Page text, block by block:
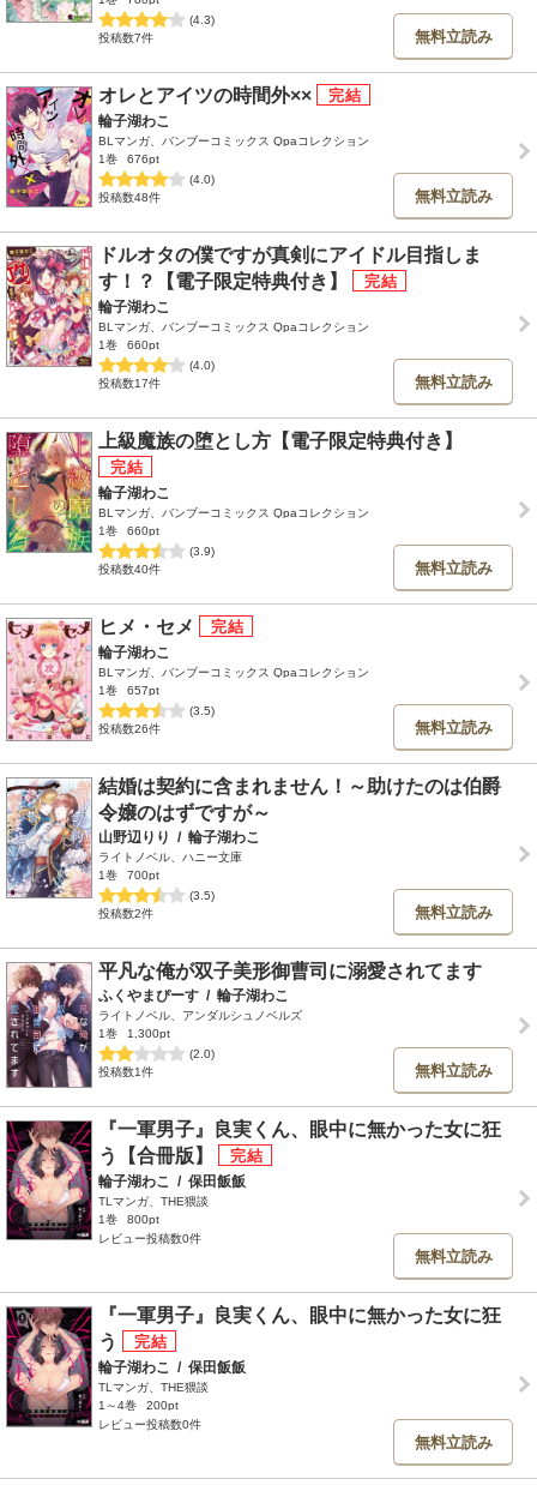
(4.3)
投稿数7件
無料立読み
オレとアイツの時間外××
輪子湖わこ
BLマンガ、バンブーコミックス Qpaコレクション
1巻
676pt
(4.0)
投稿数48件
無料立読み
ドルオタの僕ですが真剣にアイドル目指しま
す！？【電子限定特典付き】
輪子湖わこ
BLマンガ、バンブーコミックス Qpaコレクション
1巻
660pt
(4.0)
投稿数17件
無料立読み
上級魔族の堕とし方【電子限定特典付き】
輪子湖わこ
BLマンガ、バンブーコミックス Qpaコレクション
1巻
660pt
(3.9)
投稿数40件
無料立読み
ヒメ・セメ
輪子湖わこ
BLマンガ、バンブーコミックス Qpaコレクション
1巻
657pt
(3.5)
投稿数26件
無料立読み
結婚は契約に含まれません！～助けたのは伯爵
令嬢のはずですが～
山野辺りり / 輪子湖わこ
ライトノベル、ハニー文庫
1巻
700pt
(3.5)
投稿数2件
無料立読み
平凡な俺が双子美形御曹司に溺愛されてます
ふくやまぴーす / 輪子湖わこ
ライトノベル、アンダルシュノベルズ
1巻
1,300pt
(2.0)
投稿数1件
無料立読み
『一軍男子』良実くん、眼中に無かった女に狂
う【合冊版】
輪子湖わこ / 保田飯飯
TLマンガ、THE猥談
1巻
800pt
レビュー投稿数0件
無料立読み
『一軍男子』良実くん、眼中に無かった女に狂
う
輪子湖わこ / 保田飯飯
TLマンガ、THE猥談
1～4巻
200pt
レビュー投稿数0件
無料立読み